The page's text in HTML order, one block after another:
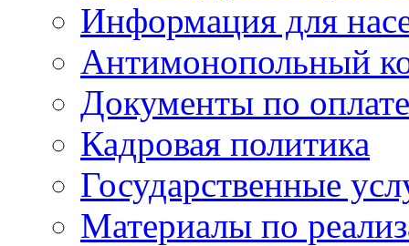
Информация для
Антимонопольный
Документы по
Кадровая политика
Государственные
Материалы по